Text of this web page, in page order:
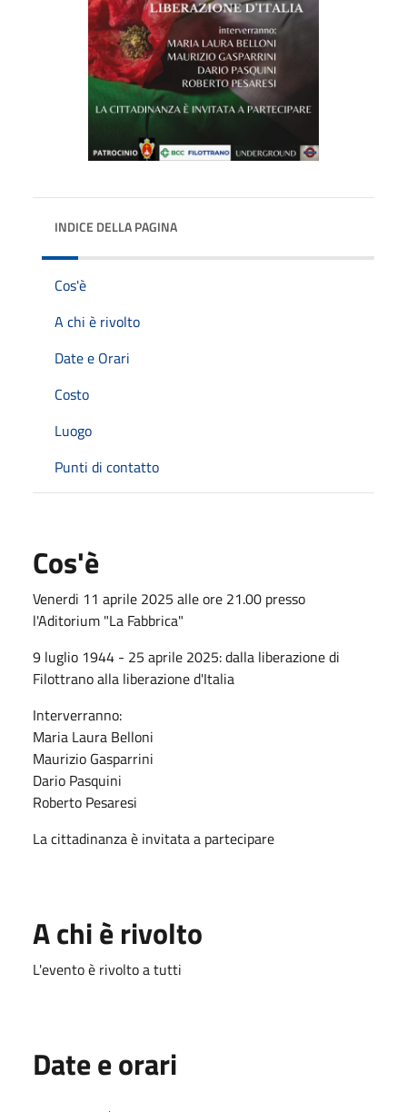
INDICE DELLA PAGINA
Cos'è
A chi è rivolto
Date e Orari
Costo
Luogo
Punti di contatto
Cos'è
Venerdi 11 aprile 2025 alle ore 21.00 presso
l'Aditorium "La Fabbrica"
9 luglio 1944 - 25 aprile 2025: dalla liberazione di
Filottrano alla liberazione d'Italia
Interverranno:
Maria Laura Belloni
Maurizio Gasparrini
Dario Pasquini
Roberto Pesaresi
La cittadinanza è invitata a partecipare
A chi è rivolto
L'evento è rivolto a tutti
Date e orari